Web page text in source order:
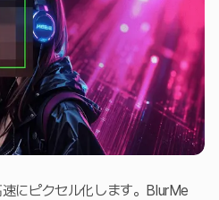
にピクセル化します。BlurMe